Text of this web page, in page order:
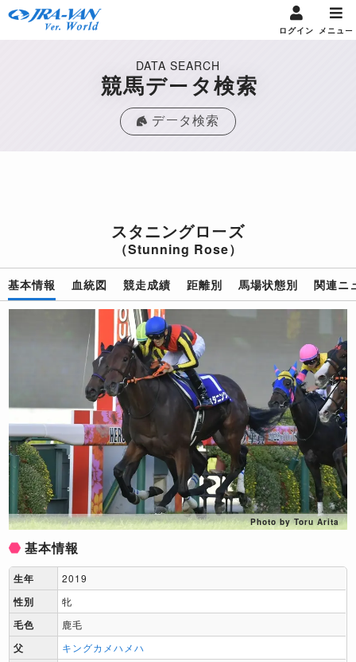
ログイン メニュー
DATA SEARCH
競馬データ検索
データ検索
スタニングローズ
（Stunning Rose）
基本情報 血統図 競走成績 距離別 馬場状態別 関連ニ
Photo by Toru Arita
基本情報
生年 2019
性別 牝
毛色 鹿毛
父 キングカメハメハ